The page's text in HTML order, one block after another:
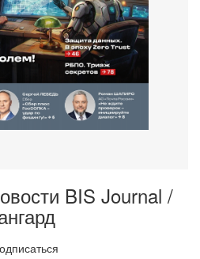
BIS Journal /